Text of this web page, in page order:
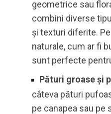
geometrice sau
combini diverse
și texturi diferite.
naturale, cum ar fi
sunt perfecte
Pături groase și
câteva pături
pe canapea sau pe